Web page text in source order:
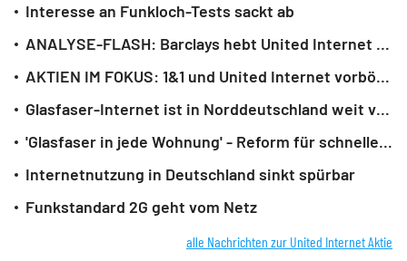
Interesse an Funkloch-Tests sackt ab
ANALYSE-FLASH: Barclays hebt United Internet auf 'Overweight'
AKTIEN IM FOKUS: 1&1 und United Internet vorbörslich stark - Barclays empfiehlt
Glasfaser-Internet ist in Norddeutschland weit verbreitet
'Glasfaser in jede Wohnung' - Reform für schnelleren Ausbau
Internetnutzung in Deutschland sinkt spürbar
Funkstandard 2G geht vom Netz
alle Nachrichten zur United Internet Aktie